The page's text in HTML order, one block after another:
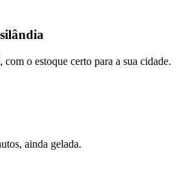
o estoque certo para a sua cidade.
ainda gelada.